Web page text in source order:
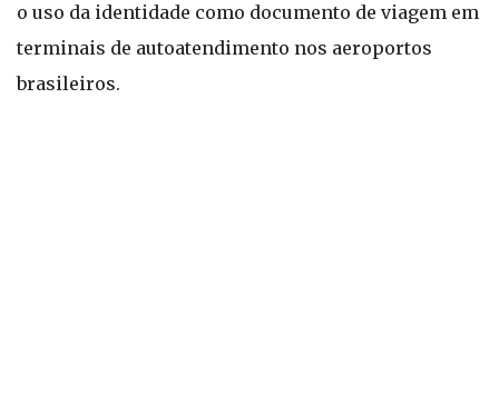
o uso da identidade como documento de viagem em
terminais de autoatendimento nos aeroportos
brasileiros.